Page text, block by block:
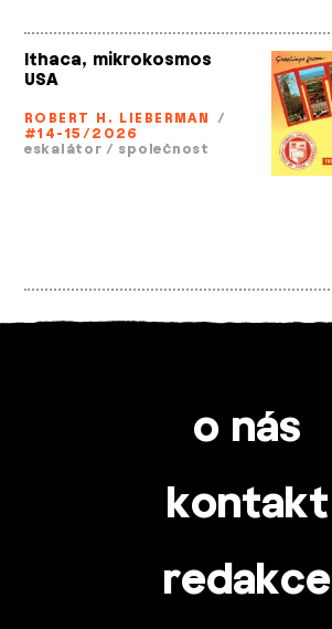
Ithaca, mikrokosmos
USA
ROBERT H. LIEBERMAN /
#14-15/2026
eskalátor / společnost
o nás
kontakt
redakce